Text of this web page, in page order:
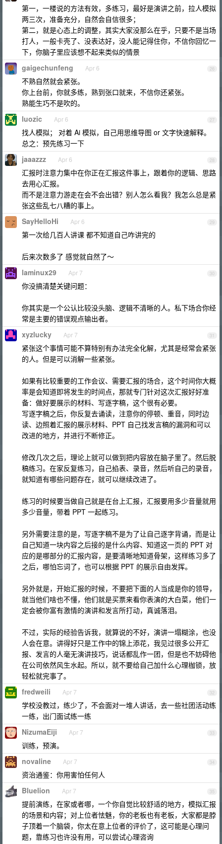
第一，一楼说的方法有效，多练习，最好是演讲之前，拉人模拟
两三次，准备充分，自然会自信很多；
第二，就是心态上的调整，其实大家没那么在乎，只要不是当场
打人，一般卡壳了、没表达好，没人能记得住你，不信你回忆一
下，你脑子里应该想不起来类似的情景
26
gaigechunfeng Apr 6
不熟自然就会紧张。
你上台前，你就多练，熟到张口就来，不信你还紧张。
熟能生巧不是吹的。
27
luozic Apr 6
找人模拟； 对着 Ai 模拟，自己用思维导图 or 文字快速解释。
总之：预先练习一下
28
jaaazzz Apr 6
汇报时注意力集中在你正在汇报这件事上，跟着你的逻辑、思路
去用心汇报。
而不是注意力游走在会不会出错？别人怎么看我？我怎么总是紧
张这些乱七八糟的事上。
29
SayHelloHi Apr 6
第一次给几百人讲课 都不知道自己咋讲完的
后来次数多了 感觉就自然了～
30
laminux29 Apr 7
你没搞清楚关键问题：
你其实是一个公认比较没头脑、逻辑不清晰的人。私下场合你经
常是主要的错误观点输出者。
31
xyzlucky Apr 7
紧张这个事情可能不算特别有办法完全化解，尤其是经常会紧张
的人。但是可以消解一些紧张。
如果有比较重要的工作会议、需要汇报的场合，这个时间你大概
率是会知道即将发生的时间点，那就专门针对这次汇报好好准
备：做好要展示的材料、写逐字稿，这个很有必要。
写逐字稿之后，你反复去诵读，注意你的停顿、重音，同时边
读、边照着汇报的展示材料、PPT 自己找发言稿的漏洞和可以
改进的地方，并进行不断修正。
修改几次之后，理论上就可以做到把内容放在脑子里了。然后脱
稿练习。在家反复练习，自己掐表、录音，然后听自己的录音，
就知道有哪些问题存在，就可以继续改进了。
练习的时候要当做自己就是在台上汇报，汇报要用多少音量就用
多少音量，带着 PPT 一起练习。
另外需要注意的是，写逐字稿不是为了让自己逐字背诵，而是让
自己知道一块内容之后接的是什么内容、知道这一页的 PPT 对
应的是哪部分的汇报内容，是要清晰地知道骨架，这样练习多了
之后，哪怕忘词了，也可以根据 PPT 的展示自由发挥。
另外就是，开始汇报的时候，不要把下面的人当成是你的领导，
就当他们啥也不懂，他们就是买票来看你表演的大白菜，他们一
定会被你富有激情的演讲和发言所打动，真诚落泪。
不过，实际的经验告诉我，就算说的不好，演讲一塌糊涂，也没
人会在意。讲得好只是工作中的锦上添花，我见过很多公开汇
报、发言的人毫无演讲技巧，说话都乱作一团，但是也不妨碍他
在公司依然风生水起。所以，就不要给自己加什么心理枷锁，放
轻松就完事了。
32
fredweili Apr 7
学校没教过，练少了，不会面对一堆人讲话，去一些社团活动练
一练，出门面试练一练
33
NizumaEiji Apr 7
训练，预演。
34
novaline Apr 7
资治通鉴：你用害怕任何人
35
Bluelion Apr 7
提前演练，在家或者哪，一个你自觉比较舒适的地方，模拟汇报
的场景和内容；对上位者怯魅，你的老板也有老板，大家都是脖
子顶着一个脑袋，你太在意上位者的评价了，这可能是心理问
题，靠练习也许没有用，可以尝试心理咨询